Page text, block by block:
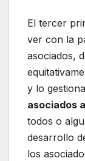
El tercer
ver con la
asociados,
y lo
asociados
todos o
desarrollo
los